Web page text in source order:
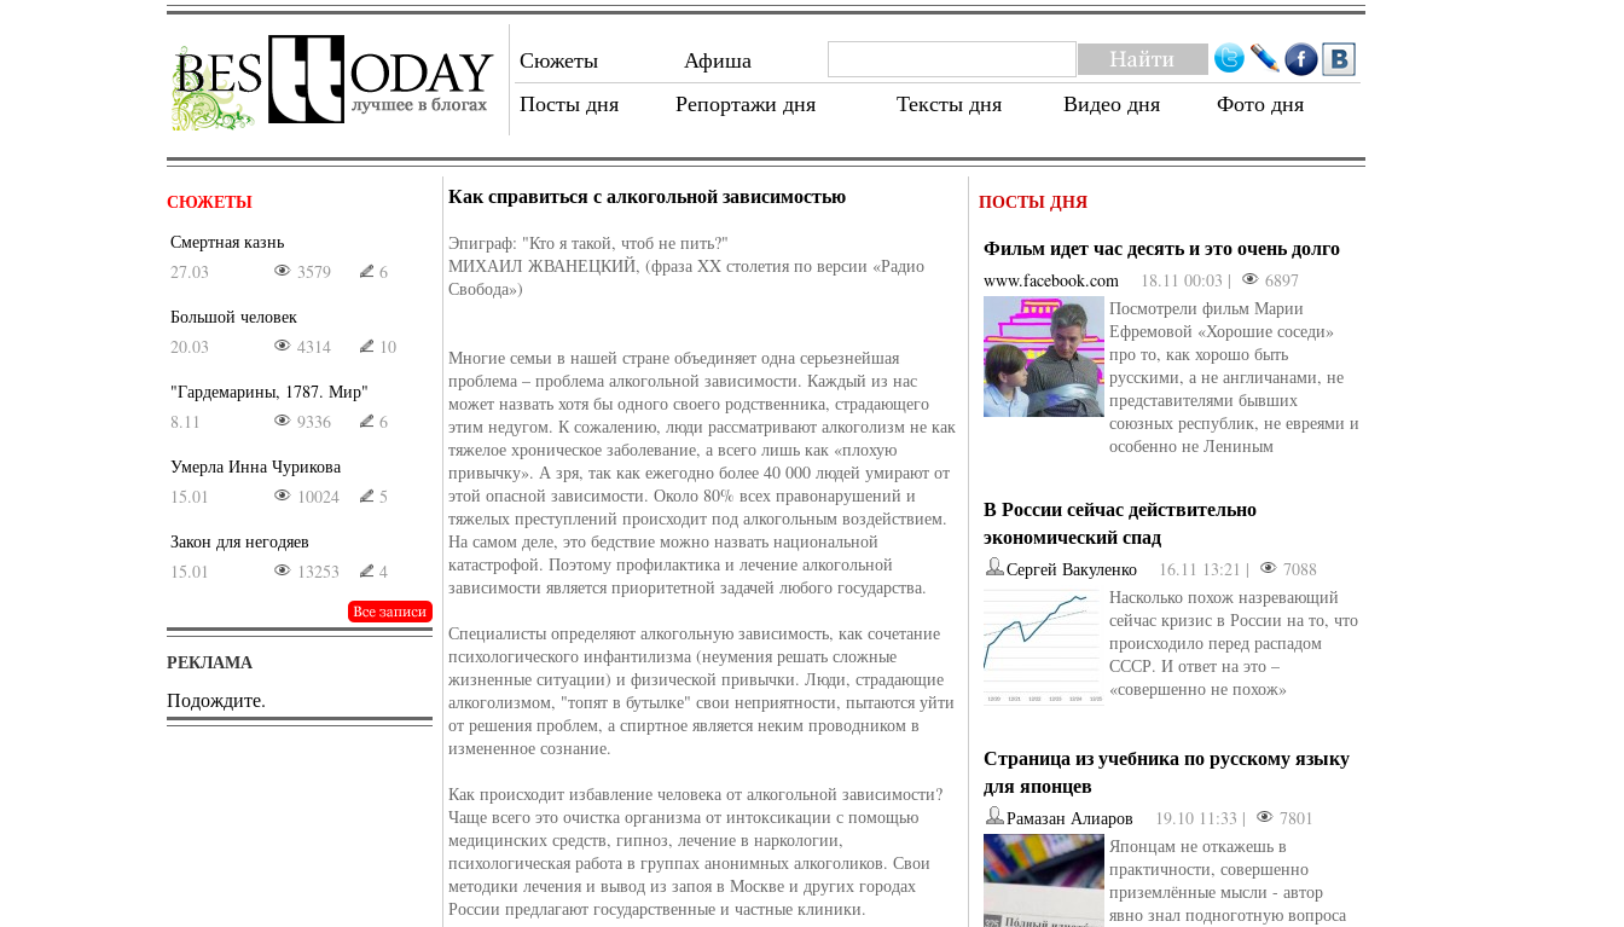
Сюжеты
Афиша
Посты дня
Репортажи дня Тексты дня Видео дня Фото дня
СЮЖЕТЫ
Смертная казнь
27.03
3579
6
Большой человек
20.03
4314
10
"Гардемарины, 1787. Мир"
8.11
9336
6
Умерла Инна Чурикова
15.01
10024
5
Закон для негодяев
15.01
13253 4
РЕКЛАМА
Подождите.
Как справиться с алкогольной зависимостью
Эпиграф: "Кто я такой, чтоб не пить?"
МИХАИЛ ЖВАНЕЦКИЙ, (фраза XX столетия по версии «Радио
Свобода»)
Многие семьи в нашей стране объединяет одна серьезнейшая
проблема – проблема алкогольной зависимости. Каждый из нас
может назвать хотя бы одного своего родственника, страдающего
этим недугом. К сожалению, люди рассматривают алкоголизм не как
тяжелое хроническое заболевание, а всего лишь как «плохую
привычку». А зря, так как ежегодно более 40 000 людей умирают от
этой опасной зависимости. Около 80% всех правонарушений и
тяжелых преступлений происходит под алкогольным воздействием.
На самом деле, это бедствие можно назвать национальной
катастрофой. Поэтому профилактика и лечение алкогольной
зависимости является приоритетной задачей любого государства.
Специалисты определяют алкогольную зависимость, как сочетание
психологического инфантилизма (неумения решать сложные
жизненные ситуации) и физической привычки. Люди, страдающие
алкоголизмом, "топят в бутылке" свои неприятности, пытаются уйти
от решения проблем, а спиртное является неким проводником в
измененное сознание.
Как происходит избавление человека от алкогольной зависимости?
Чаще всего это очистка организма от интоксикации с помощью
медицинских средств, гипноз, лечение в наркологии,
психологическая работа в группах анонимных алкоголиков. Свои
методики лечения и вывод из запоя в Москве и других городах
России предлагают государственные и частные клиники.
ПОСТЫ ДНЯ
Фильм идет час десять и это очень долго
www.facebook.com 18.11 00:03 |
6897
Посмотрели фильм Марии
Ефремовой «Хорошие соседи»
про то, как хорошо быть
русскими, а не англичанами, не
представителями бывших
союзных республик, не евреями и
особенно не Лениным
В России сейчас действительно
экономический спад
Сергей Вакуленко 16.11 13:21 |
7088
Насколько похож назревающий
сейчас кризис в России на то, что
происходило перед распадом
СССР. И ответ на это –
«совершенно не похож»
Страница из учебника по русскому языку
для японцев
Рамазан Алиаров 19.10 11:33 |
7801
Японцам не откажешь в
практичности, совершенно
приземлённые мысли - автор
явно знал подноготную вопроса